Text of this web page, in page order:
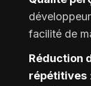
facilité de
Réduction
répétitives